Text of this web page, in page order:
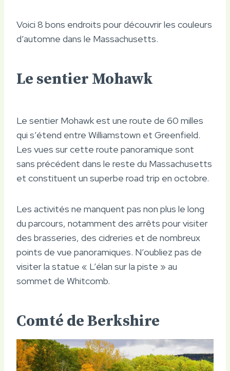
Voici 8 bons endroits pour découvrir les couleurs
d’automne dans le Massachusetts.
Le sentier Mohawk
Le sentier Mohawk est une route de 60 milles
qui s’étend entre Williamstown et Greenfield.
Les vues sur cette route panoramique sont
sans précédent dans le reste du Massachusetts
et constituent un superbe road trip en octobre.
Les activités ne manquent pas non plus le long
du parcours, notamment des arrêts pour visiter
des brasseries, des cidreries et de nombreux
points de vue panoramiques. N’oubliez pas de
visiter la statue « L’élan sur la piste » au
sommet de Whitcomb.
Comté de Berkshire